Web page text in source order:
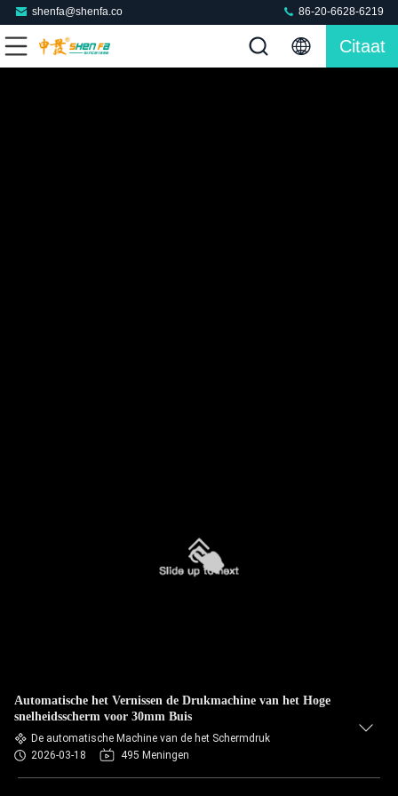
shenfa@shenfa.co 86-20-6628-6219
Citaat
Automatische het Vernissen de Drukmachine van het Hoge
snelheidsscherm voor 30mm Buis
De automatische Machine van de het Schermdruk
2026-03-18
495 Meningen